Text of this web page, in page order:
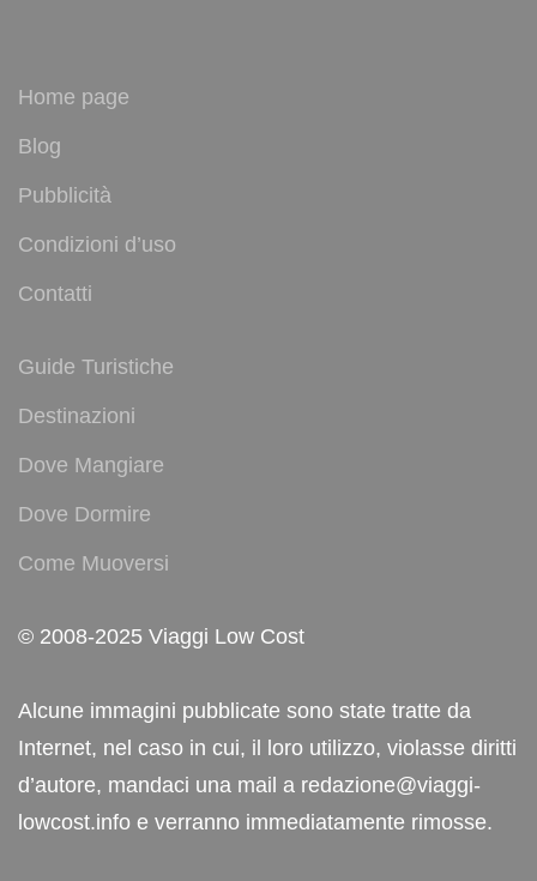
Home page
Blog
Pubblicità
Condizioni d’uso
Contatti
Guide Turistiche
Destinazioni
Dove Mangiare
Dove Dormire
Come Muoversi
© 2008-2025 Viaggi Low Cost
Alcune immagini pubblicate sono state tratte da
Internet, nel caso in cui, il loro utilizzo, violasse diritti
d’autore, mandaci una mail a redazione@viaggi-
lowcost.info e verranno immediatamente rimosse.